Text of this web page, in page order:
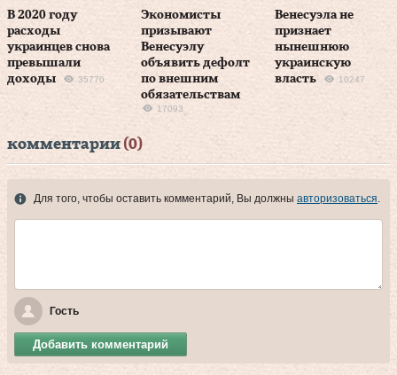
В 2020 году
расходы
украинцев снова
превышали
доходы
35770
Экономисты
призывают
Венесуэлу
объявить дефолт
по внешним
обязательствам
17093
Венесуэла не
признает
нынешнюю
украинскую
власть
10247
комментарии (0)
Для того, чтобы оставить комментарий, Вы должны авторизоваться.
Гость
Добавить комментарий